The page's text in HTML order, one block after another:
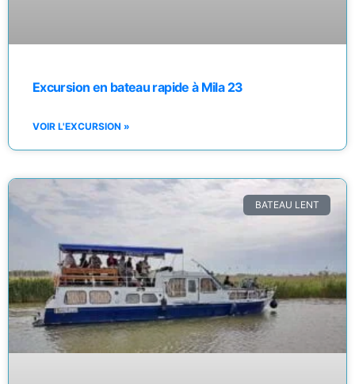
Excursion en bateau rapide à Mila 23
VOIR L'EXCURSION »
BATEAU LENT